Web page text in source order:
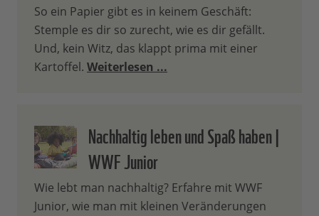
So ein Papier gibt es in keinem Geschäft:
Stemple es dir so zurecht, wie es dir gefällt.
Und, kein Witz, das klappt prima mit einer
Kartoffel. Weiterlesen ...
Nachhaltig leben und Spaß haben |
WWF Junior
Wie lebt man nachhaltig? Erfahre mit WWF
Junior, wie man mit kleinen Veränderungen